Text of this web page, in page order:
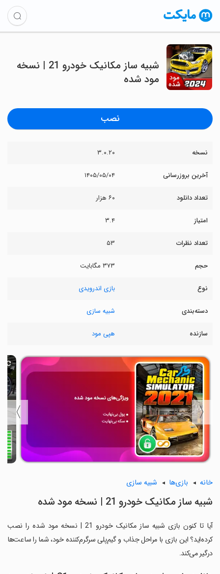
شبیه ساز مکانیک خودرو 21 | نسخه
مود شده
نصب
نسخه ۳.۰.۲۰
آخرین بروزرسانی ۱۴۰۵/۰۵/۰۴
تعداد دانلود ۶۰ هزار
امتیاز ۳.۴
تعداد نظرات ۵۳
حجم ۳۷۳ مگابایت
نوع بازی اندرویدی
دسته‌بندی شبیه سازی
سازنده هپی مود
〈
〉
خانه بازی‌ها شبیه سازی
شبیه ساز مکانیک خودرو 21 | نسخه مود شده
آیا تا کنون بازی شبیه ساز مکانیک خودرو 21 | نسخه مود شده را نصب
کرده‌اید؟ این بازی با مراحل جذاب و گیم‌پلی سرگرم‌کننده خود، شما را ساعت‌ها
درگیر می‌کند.